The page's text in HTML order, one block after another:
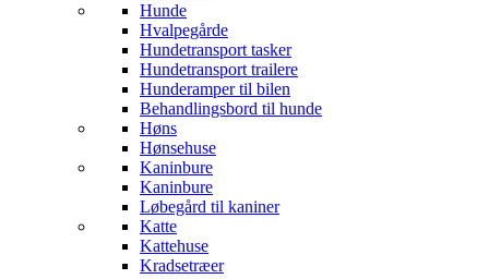
Hunde
Hvalpegårde
Hundetransport tasker
Hundetransport trailere
Hunderamper til bilen
Behandlingsbord til hunde
Høns
Hønsehuse
Kaninbure
Kaninbure
Løbegård til kaniner
Katte
Kattehuse
Kradsetræer